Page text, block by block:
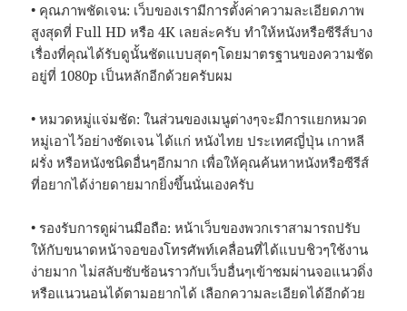
• คุณภาพชัดเจน: เว็บของเรามีการตั้งค่าความละเอียดภาพ
สูงสุดที่ Full HD หรือ 4K เลยล่ะครับ ทำให้หนังหรือซีรีส์บาง
เรื่องที่คุณได้รับดูนั้นชัดแบบสุดๆโดยมาตรฐานของความชัด
อยู่ที่ 1080p เป็นหลักอีกด้วยครับผม
• หมวดหมู่แจ่มชัด: ในส่วนของเมนูต่างๆจะมีการแยกหมวด
หมู่เอาไว้อย่างชัดเจน ได้แก่ หนังไทย ประเทศญี่ปุ่น เกาหลี
ฝรั่ง หรือหนังชนิดอื่นๆอีกมาก เพื่อให้คุณค้นหาหนังหรือซีรีส์
ที่อยากได้ง่ายดายมากยิ่งขึ้นนั่นเองครับ
• รองรับการดูผ่านมือถือ: หน้าเว็บของพวกเราสามารถปรับ
ให้กับขนาดหน้าจอของโทรศัพท์เคลื่อนที่ได้แบบชิวๆใช้งาน
ง่ายมาก ไม่สลับซับซ้อนราวกับเว็บอื่นๆเข้าชมผ่านจอแนวดิ่ง
หรือแนวนอนได้ตามอยากได้ เลือกความละเอียดได้อีกด้วย